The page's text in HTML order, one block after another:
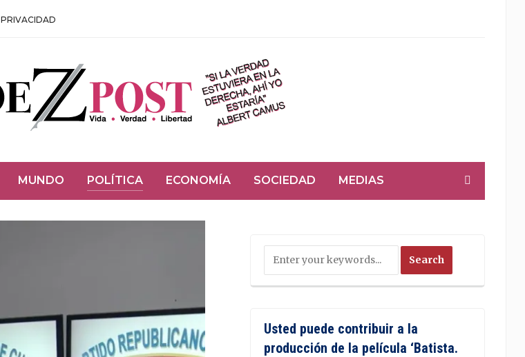
PRIVACIDAD
MUNDO POLÍTICA ECONOMÍA SOCIEDAD MEDIAS
Usted puede contribuir a la
producción de la película ‘Batista.